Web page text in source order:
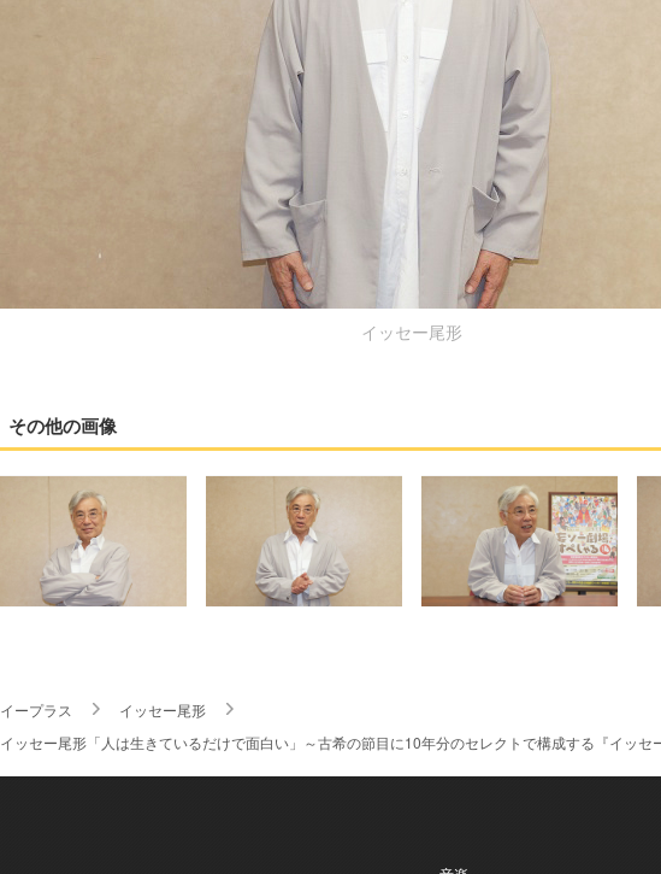
イッセー尾形
その他の画像
イープラス
イッセー尾形
イッセー尾形「人は生きているだけで面白い」～古希の節目に10年分のセレクトで構成する『イッセ